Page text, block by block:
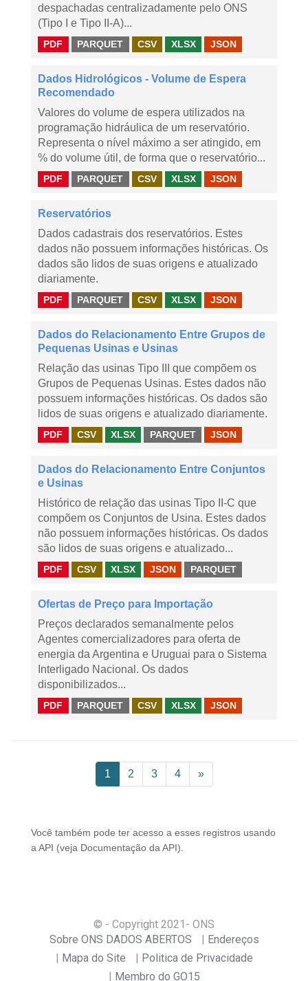
despachadas centralizadamente pelo ONS
(Tipo I e Tipo II-A)...
PDF PARQUET CSV XLSX JSON
Dados Hidrológicos - Volume de Espera
Recomendado
Valores do volume de espera utilizados na
programação hidráulica de um reservatório.
Representa o nível máximo a ser atingido, em
% do volume útil, de forma que o reservatório...
PDF PARQUET CSV XLSX JSON
Reservatórios
Dados cadastrais dos reservatórios. Estes
dados não possuem informações históricas. Os
dados são lidos de suas origens e atualizado
diariamente.
PDF PARQUET CSV XLSX JSON
Dados do Relacionamento Entre Grupos de
Pequenas Usinas e Usinas
Relação das usinas Tipo III que compõem os
Grupos de Pequenas Usinas. Estes dados não
possuem informações históricas. Os dados são
lidos de suas origens e atualizado diariamente.
PDF CSV XLSX PARQUET JSON
Dados do Relacionamento Entre Conjuntos
e Usinas
Histórico de relação das usinas Tipo II-C que
compõem os Conjuntos de Usina. Estes dados
não possuem informações históricas. Os dados
são lidos de suas origens e atualizado...
PDF CSV XLSX JSON PARQUET
Ofertas de Preço para Importação
Preços declarados semanalmente pelos
Agentes comercializadores para oferta de
energia da Argentina e Uruguai para o Sistema
Interligado Nacional. Os dados
disponibilizados...
PDF PARQUET CSV XLSX JSON
1 2 3 4 »
Você também pode ter acesso a esses registros usando
a API (veja Documentação da API ).
© - Copyright 2021 - ONS
Sobre ONS DADOS ABERTOS
Endereços
Mapa do Site
Politica de Privacidade
Membro do GO15